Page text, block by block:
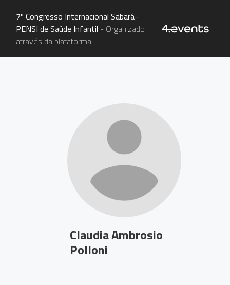
7º Congresso Internacional Sabará-
PENSI de Saúde Infantil - Organizado
através da plataforma
Claudia Ambrosio
Polloni